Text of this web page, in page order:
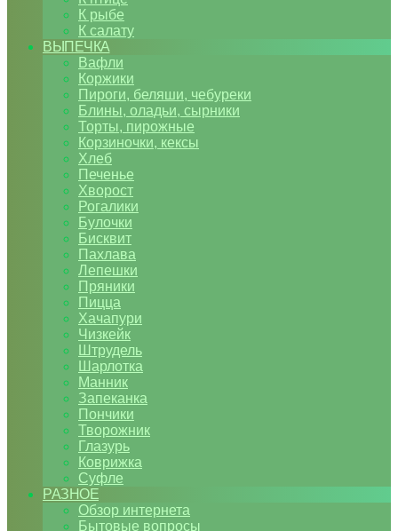
К рыбе
К салату
ВЫПЕЧКА
Вафли
Коржики
Пироги, беляши, чебуреки
Блины, оладьи, сырники
Торты, пирожные
Корзиночки, кексы
Хлеб
Печенье
Хворост
Рогалики
Булочки
Бисквит
Пахлава
Лепешки
Пряники
Пицца
Хачапури
Чизкейк
Штрудель
Шарлотка
Манник
Запеканка
Пончики
Творожник
Глазурь
Коврижка
Суфле
РАЗНОЕ
Обзор интернета
Бытовые вопросы